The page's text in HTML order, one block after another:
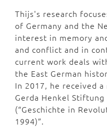
Thijs's research
of Germany and the
interest in memory
and conflict and in
current work deals
the East German
In 2017, he received
Gerda Henkel
(“Geschichte in
1994)”.